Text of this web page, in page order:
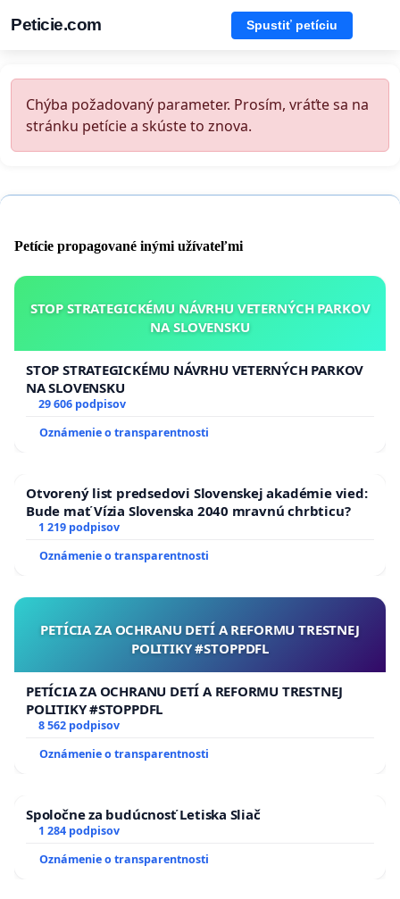
Peticie.com Spustiť petíciu
Chýba požadovaný parameter. Prosím, vráťte sa na
stránku petície a skúste to znova.
Petície propagované inými užívateľmi
STOP STRATEGICKÉMU NÁVRHU VETERNÝCH PARKOV
NA SLOVENSKU
STOP STRATEGICKÉMU NÁVRHU VETERNÝCH PARKOV
NA SLOVENSKU
29 606 podpisov
Oznámenie o transparentnosti
Otvorený list predsedovi Slovenskej akadémie vied:
Bude mať Vízia Slovenska 2040 mravnú chrbticu?
1 219 podpisov
Oznámenie o transparentnosti
PETÍCIA ZA OCHRANU DETÍ A REFORMU TRESTNEJ
POLITIKY #STOPPDFL
PETÍCIA ZA OCHRANU DETÍ A REFORMU TRESTNEJ
POLITIKY #STOPPDFL
8 562 podpisov
Oznámenie o transparentnosti
Spoločne za budúcnosť Letiska Sliač
1 284 podpisov
Oznámenie o transparentnosti